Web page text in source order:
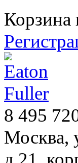
Корзина
8 495
Москва,